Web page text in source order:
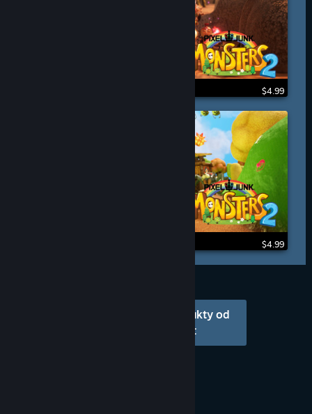
$4.99
$4.99
Procházet další produkty od
Spike Chunsoft